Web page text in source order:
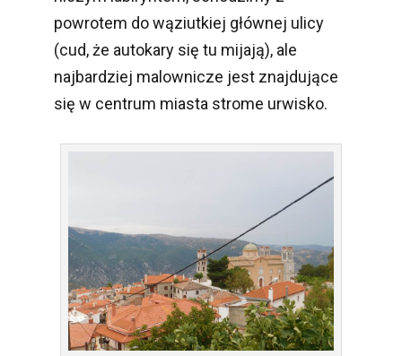
powrotem do wąziutkiej głównej ulicy
(cud, że autokary się tu mijają), ale
najbardziej malownicze jest znajdujące
się w centrum miasta strome urwisko.